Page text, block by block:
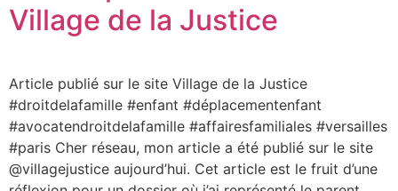
Village de la Justice
Article publié sur le site Village de la Justice
#droitdelafamille #enfant #déplacementenfant
#avocatendroitdelafamille #affairesfamiliales #versailles
#paris Cher réseau, mon article a été publié sur le site
@villagejustice aujourd’hui. Cet article est le fruit d’une